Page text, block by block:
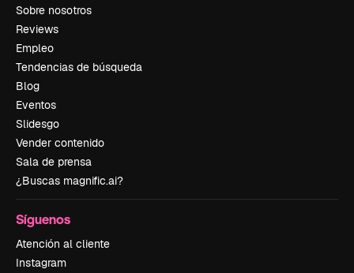
Sobre nosotros
Reviews
Empleo
Tendencias de búsqueda
Blog
Eventos
Slidesgo
Vender contenido
Sala de prensa
¿Buscas magnific.ai?
Síguenos
Atención al cliente
Instagram